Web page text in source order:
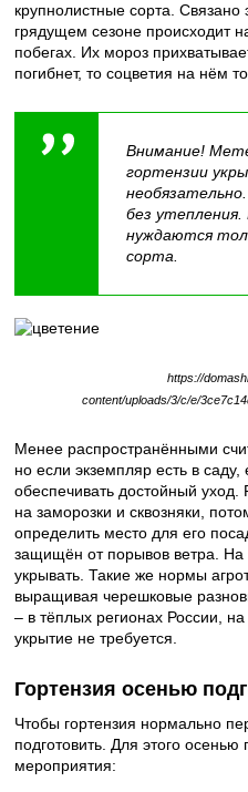
крупнолистные сорта. Связано
грядущем сезоне происходит
побегах. Их мороз
погибнет, то соцветия на нём
Внимание!
гортензии
без
нуждаются
сорта.
https://
content/uploads/3/c/e/
Менее распространёнными
но если экземпляр есть в саду,
обеспечивать достойный уход.
на заморозки и сквозняки,
определить место для его
защищён от порывов ветра. На
укрывать. Такие же нормы
выращивая черешковые
– в тёплых регионах России,
укрытие не требуется.
Гортензия осенью
Чтобы гортензия нормально
подготовить. Для этого
мероприятия: